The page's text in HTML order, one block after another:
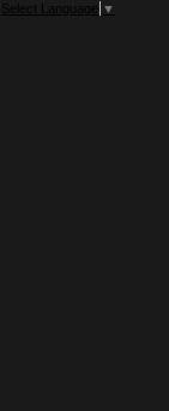
Select Language ▼